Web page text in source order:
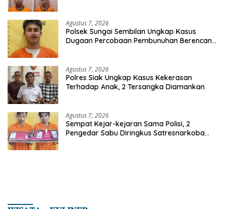
Agustus 7, 2026
Polsek Sungai Sembilan Ungkap Kasus
Dugaan Percobaan Pembunuhan Berencana,
Agustus 7, 2026
Polres Siak Ungkap Kasus Kekerasan
Terhadap Anak, 2 Tersangka Diamankan
Agustus 7, 2026
Sempat Kejar-kejaran Sama Polisi, 2
Pengedar Sabu Diringkus Satresnarkoba